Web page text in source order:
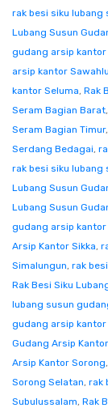
rak besi siku lubang
Lubang Susun
gudang arsip kantor
arsip kantor
kantor Seluma, Rak
Seram Bagian Barat,
Seram Bagian Timur,
Serdang Bedagai,
rak besi siku lubang
Lubang Susun
Lubang Susun
gudang arsip kantor
Arsip Kantor Sikka,
Simalungun, rak
Rak Besi Siku
lubang susun
gudang arsip kantor
Gudang Arsip
Arsip Kantor Sorong,
Sorong Selatan, rak
Subulussalam, Rak